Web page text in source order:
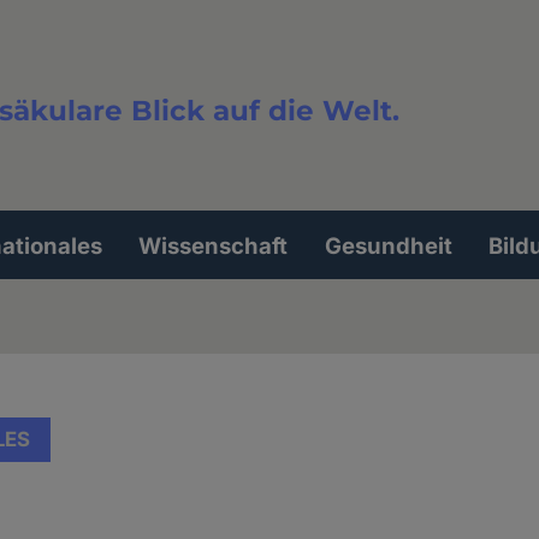
Blick auf die Welt.
Wissenschaft Gesundheit